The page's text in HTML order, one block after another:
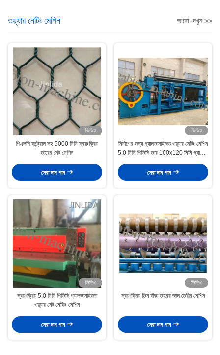
ওয়্যার নেটিং মেশিন আরো দেখুন >>
ভিডিও
পিএলসি কন্ট্রোল সহ 5000 মিমি স্বয়ংক্রিয়
তারের নেট মেশিন
সেরা দাম পান
ভিডিও
নির্মাণের জন্য গ্যালভানাইজড ওয়্যার নেটিং মেশিন
5.0 মিমি পিভিসি তার 100x120 মিমি গ্যাবিয়ন
সেরা দাম পান
ভিডিও
স্বয়ংক্রিয় 5.0 মিমি পিভিসি গ্যালভানাইজড
ওয়্যার নেট মেকিং মেশিন
সেরা দাম পান
ভিডিও
স্বয়ংক্রিয় তিন বাঁকা তারের জাল তৈরীর মেশিন
সেরা দাম পান